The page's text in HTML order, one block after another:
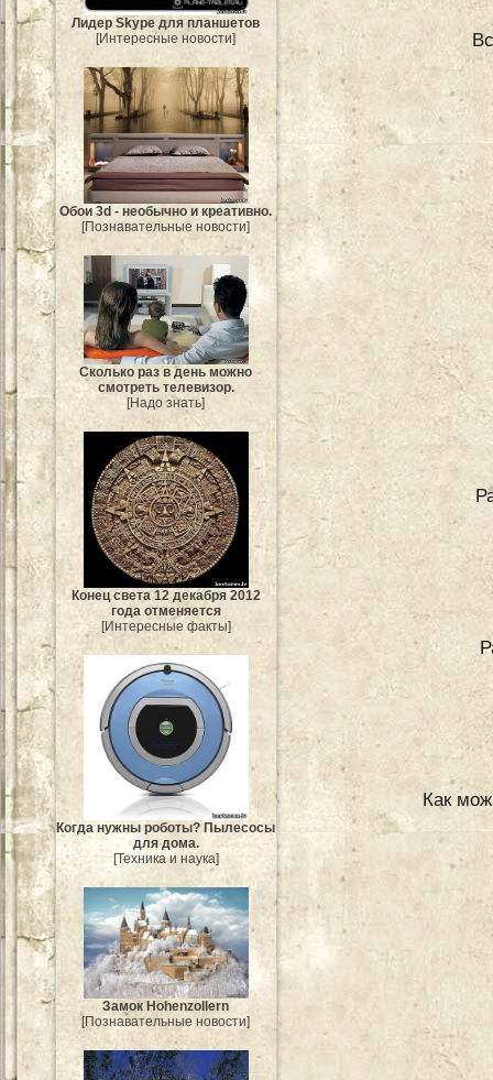
Лидер Skype для планшетов
[Интересные новости]
Обои 3d - необычно и креативно.
[Познавательные новости]
Сколько раз в день можно
смотреть телевизор.
[Надо знать]
Конец света 12 декабря 2012
года отменяется
[Интересные факты]
Когда нужны роботы? Пылесосы
для дома.
[Техника и наука]
Замок Hohenzollern
[Познавательные новости]
Как